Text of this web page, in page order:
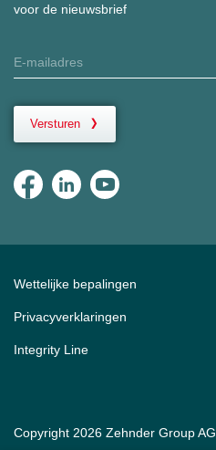
voor de nieuwsbrief
Versturen
Copyright 2026 Zehnder Group AG
Wettelijke bepalingen
Privacyverklaringen
Integrity Line